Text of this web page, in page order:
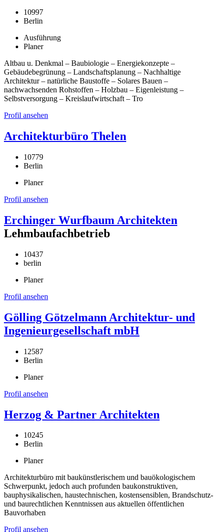
10997
Berlin
Ausführung
Planer
Altbau u. Denkmal – Baubiologie – Energiekonzepte –
Gebäudebegrünung – Landschaftsplanung – Nachhaltige
Architektur – natürliche Baustoffe – Solares Bauen –
nachwachsenden Rohstoffen – Holzbau – Eigenleistung –
Selbstversorgung – Kreislaufwirtschaft – Tro
Profil ansehen
Architekturbüro Thelen
10779
Berlin
Planer
Profil ansehen
Erchinger Wurfbaum Architekten
Lehmbaufachbetrieb
10437
berlin
Planer
Profil ansehen
Gölling Götzelmann Architektur- und
Ingenieurgesellschaft mbH
12587
Berlin
Planer
Profil ansehen
Herzog & Partner Architekten
10245
Berlin
Planer
Architekturbüro mit baukünstlerischem und bauökologischem
Schwerpunkt, jedoch auch profunden baukonstruktiven,
bauphysikalischen, haustechnischen, kostensensiblen, Brandschutz-
und baurechtlichen Kenntnissen aus aktuellen öffentlichen
Bauvorhaben
Profil ansehen